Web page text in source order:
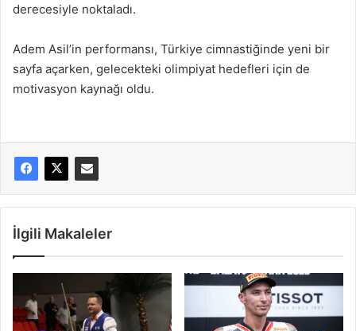
derecesiyle noktaladı.
Adem Asil’in performansı, Türkiye cimnastiğinde yeni bir
sayfa açarken, gelecekteki olimpiyat hedefleri için de
motivasyon kaynağı oldu.
İlgili Makaleler